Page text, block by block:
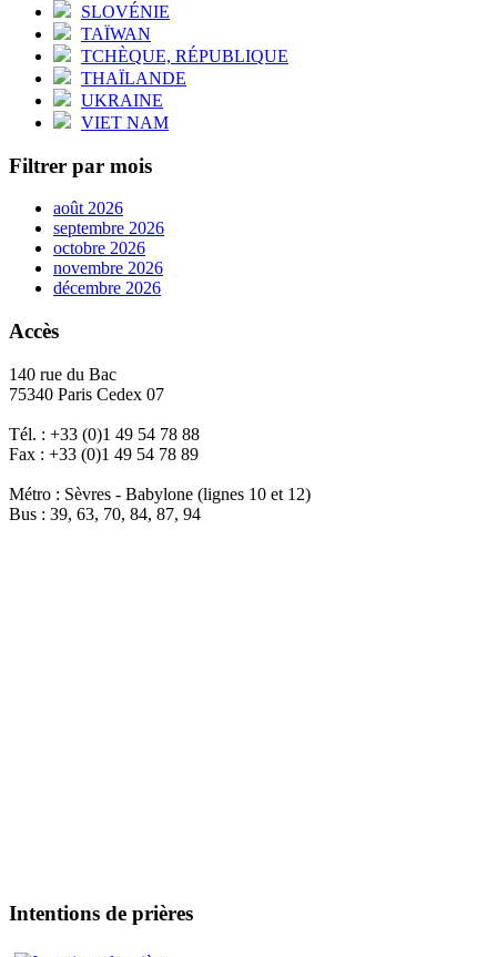
SLOVÉNIE
TAÏWAN
TCHÈQUE, RÉPUBLIQUE
THAÏLANDE
UKRAINE
VIET NAM
Filtrer par mois
août 2026
septembre 2026
octobre 2026
novembre 2026
décembre 2026
Accès
140 rue du Bac
75340 Paris Cedex 07
Tél. : +33 (0)1 49 54 78 88
Fax : +33 (0)1 49 54 78 89
Métro : Sèvres - Babylone (lignes 10 et 12)
Bus : 39, 63, 70, 84, 87, 94
Intentions de prières